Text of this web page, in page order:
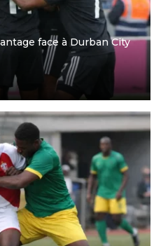
face à Durban City